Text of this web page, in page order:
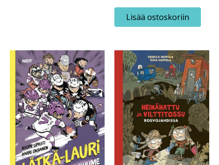
Lisää ostoskoriin